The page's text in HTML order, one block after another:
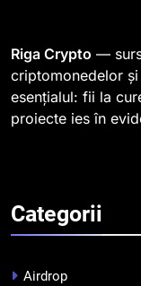
2
3
Riga Crypto —
criptomonedelor
esențialul: fii la
proiecte ies în
Categorii
Airdrop